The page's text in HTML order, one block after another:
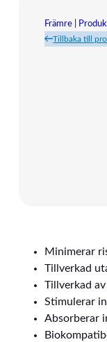
Främre
Tillbaka till
Minimerar
Tillverkad
Tillverkad
Stimulerar
Absorberar